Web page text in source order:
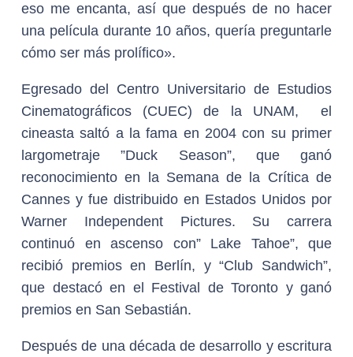
eso me encanta, así que después de no hacer
una película durante 10 años, quería preguntarle
cómo ser más prolífico».
Egresado del Centro Universitario de Estudios
Cinematográficos (CUEC) de la UNAM, el
cineasta saltó a la fama en 2004 con su primer
largometraje ”Duck Season”, que ganó
reconocimiento en la Semana de la Crítica de
Cannes y fue distribuido en Estados Unidos por
Warner Independent Pictures. Su carrera
continuó en ascenso con” Lake Tahoe”, que
recibió premios en Berlín, y “Club Sandwich”,
que destacó en el Festival de Toronto y ganó
premios en San Sebastián.
Después de una década de desarrollo y escritura